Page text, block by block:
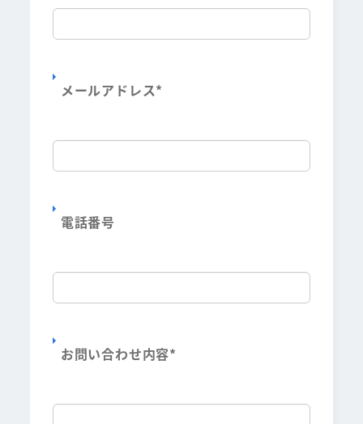
メールアドレス*
電話番号
お問い合わせ内容*